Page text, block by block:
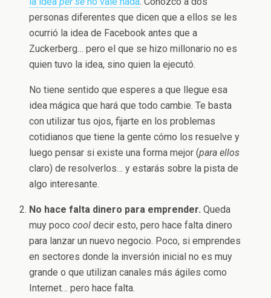
personas diferentes que dicen que a ellos se les
ocurrió la idea de Facebook antes que a
Zuckerberg… pero el que se hizo millonario no es
quien tuvo la idea, sino quien la ejecutó.
No tiene sentido que esperes a que llegue esa
idea mágica que hará que todo cambie. Te basta
con utilizar tus ojos, fijarte en los problemas
cotidianos que tiene la gente cómo los resuelve y
luego pensar si existe una forma mejor (para ellos
claro) de resolverlos… y estarás sobre la pista de
algo interesante.
No hace falta dinero para emprender.Queda
muy pococool decir esto, pero hace falta dinero
para lanzar un nuevo negocio. Poco, si emprendes
en sectores donde la inversión inicial no es muy
grande o que utilizan canales más ágiles como
Internet… pero hace falta.